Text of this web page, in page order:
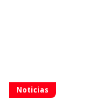
Noticias